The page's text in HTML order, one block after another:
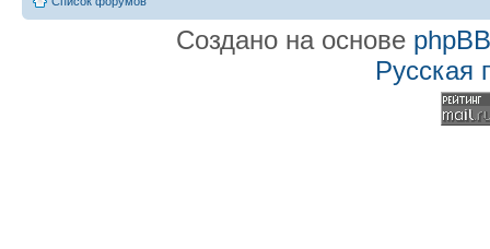
Создано на основе phpBB
Русская